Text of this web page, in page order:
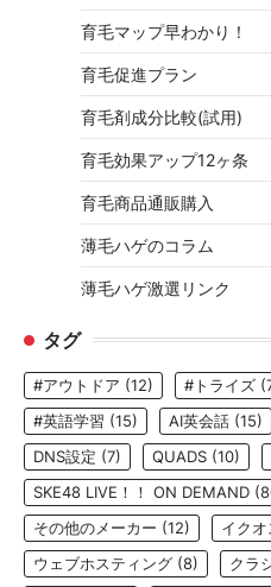
育毛マップ早わかり！
育毛促進プラン
育毛剤成分比較(試用)
育毛効果アップ12ヶ条
育毛商品通販購入
薄毛ハゲのコラム
薄毛ハゲ激選リンク
タグ
#アウトドア (12) #トライズ
#英語学習 (15) AI英会話 (15)
DNS設定 (7) QUADS (10)
SKE48 LIVE！！ ON DEMAND
その他のメーカー (12) イクオ
ウェブホスティング (8) クラ